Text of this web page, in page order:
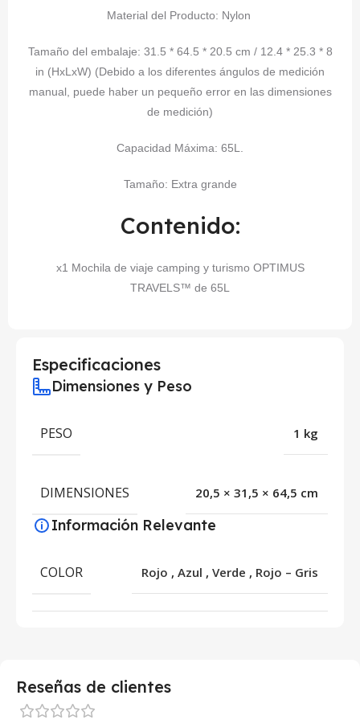
Material del Producto: Nylon
Tamaño del embalaje: 31.5 * 64.5 * 20.5 cm / 12.4 * 25.3 * 8
in (HxLxW) (Debido a los diferentes ángulos de medición
manual, puede haber un pequeño error en las dimensiones
de medición)
Capacidad Máxima: 65L.
Tamaño: Extra grande
Contenido:
x1 Mochila de viaje camping y turismo OPTIMUS
TRAVELS™ de 65L
Especificaciones
Dimensiones y Peso
PESO 1 kg
DIMENSIONES 20,5 × 31,5 × 64,5 cm
Información Relevante
COLOR Rojo , Azul , Verde , Rojo – Gris
Reseñas de clientes